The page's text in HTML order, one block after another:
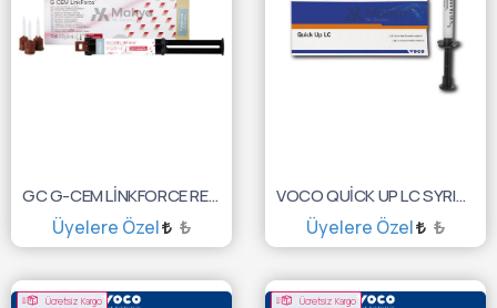
GC G-CEM LİNKFORCE REFİL 8,7GR TR 10001342
Üyelere Özel ₺
SEPETE EKLE
VOCO QUİCK UP LC SYRINGE 2 GR 1627
Üyelere Özel ₺
SEPETE EKLE
Ücretsiz Kargo Ücretsiz Kargo